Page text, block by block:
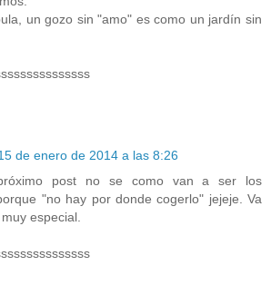
un gozo sin "amo" es como un jardín sin
de enero de 2014 a las 8:26
post no se como van a ser los
"no hay por donde cogerlo" jejeje. Va
especial.